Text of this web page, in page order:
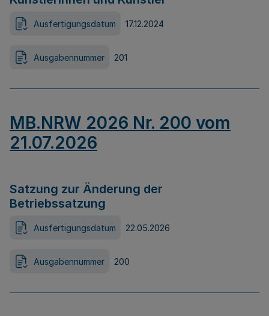
Ausfertigungsdatum 17.12.2024
Ausgabennummer 201
MB.NRW 2026 Nr. 200 vom
21.07.2026
Satzung zur Änderung der
Betriebssatzung
Ausfertigungsdatum 22.05.2026
Ausgabennummer 200